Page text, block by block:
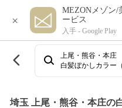
×
MEZONメゾン/
ービス
入手 - Google Play
上尾・熊谷・本庄
白髪ぼかしカラー
埼玉 上尾・熊谷・本庄の